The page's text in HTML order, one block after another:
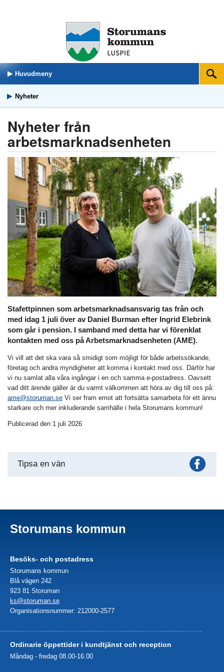
Huvudmeny Sök
Nyheter
Nyheter från
arbetsmarknadsenheten
Stafettpinnen som arbetsmarknadsansvarig tas från och
med idag 1 juli över av Daniel Burman efter Ingrid Elebrink
som går i pension. I samband med detta har vi förenklat
kontakten med oss på Arbetsmarknadsenheten (AME).
Vi vill att det ska vara så smidigt som möjligt för både arbetssökande,
företag och andra myndigheter att komma i kontakt med oss. Därför har
vi nu samlat alla våra ingångar i en och samma e-postadress. Oavsett
vad ditt ärende gäller är du varmt välkommen att höra av dig till oss på:
ame@storuman.se Vi ser fram emot att fortsätta samarbeta för ett ännu
starkare och mer inkluderande samhälle i hela Storumans kommun!
Publicerad den 1 juli 2026
Tipsa en vän
Storumans kommun
Besöks- och postadress
Storumans kommun
Blå vägen 242
923 81 Storuman
ks@storuman.se
Organisationsnummer: 212000-2577
Ordinarie öppettider i kundtjänst och reception
Måndag - fredag 08.00-16.00